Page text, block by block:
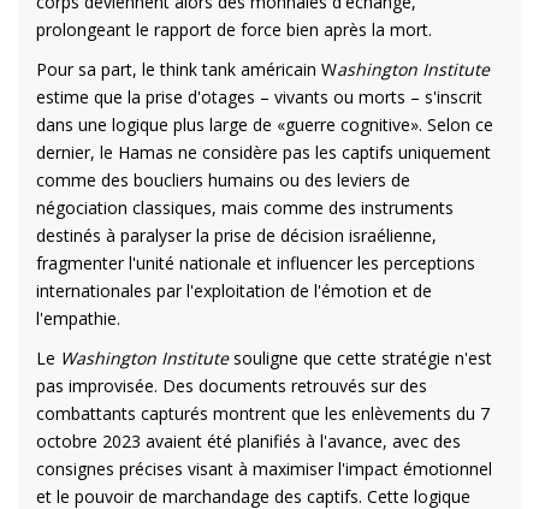
prolongeant le rapport de force bien après la mort.
Pour sa part, le think tank américain Washington Institute
estime que la prise d'otages – vivants ou morts – s'inscrit
dans une logique plus large de «guerre cognitive». Selon ce
dernier, le Hamas ne considère pas les captifs uniquement
comme des boucliers humains ou des leviers de
négociation classiques, mais comme des instruments
destinés à paralyser la prise de décision israélienne,
fragmenter l'unité nationale et influencer les perceptions
internationales par l'exploitation de l'émotion et de
l'empathie.
Le Washington Institutesouligne que cette stratégie n'est
pas improvisée. Des documents retrouvés sur des
combattants capturés montrent que les enlèvements du 7
octobre 2023 avaient été planifiés à l'avance, avec des
consignes précises visant à maximiser l'impact émotionnel
et le pouvoir de marchandage des captifs. Cette logique